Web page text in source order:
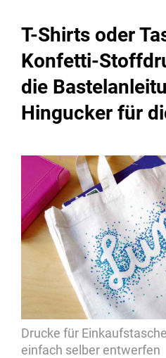
T-Shirts oder
Konfetti-
die
Hingucker für
Drucke für
einfach selber entwerfen